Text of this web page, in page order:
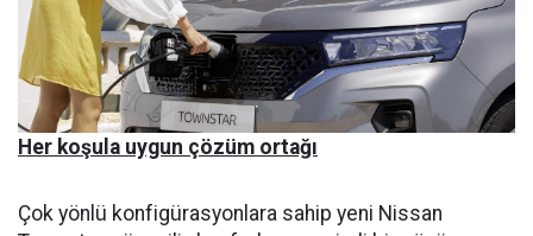
Her koşula uygun çözüm ortağı
Çok yönlü konfigürasyonlara sahip yeni Nissan